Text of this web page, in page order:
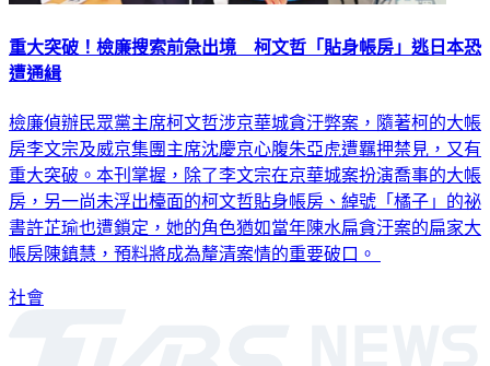
重大突破！檢廉搜索前急出境 柯文哲「貼身帳房」逃日本恐
遭通緝
檢廉偵辦民眾黨主席柯文哲涉京華城貪汙弊案，隨著柯的大帳
房李文宗及威京集團主席沈慶京心腹朱亞虎遭羈押禁見，又有
重大突破。本刊掌握，除了李文宗在京華城案扮演喬事的大帳
房，另一尚未浮出檯面的柯文哲貼身帳房、綽號「橘子」的祕
書許芷瑜也遭鎖定，她的角色猶如當年陳水扁貪汙案的扁家大
帳房陳鎮慧，預料將成為釐清案情的重要破口。
社會